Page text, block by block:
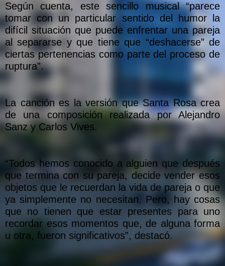
Según cuenta, este sencillo musical “parece
tomar con un particular sentido del humor la
difícil situación que puede enfrentar una pareja
al separarse y que tiene que “deshacerse” de
ciertas pertenencias como parte del proceso de
ruptura”.
La canción es la versión que Santa Rosa crea
de una composición realizada por Alejandro
Sanz y Carlos Vives.
“Todos hemos conocido a alguien que después
que termina con su pareja, decide vender esos
objetos que le recuerdan la vida de pareja o que
ya simplemente no necesitan. Pero, hay cosas
que no tienen que estar presentes para uno
recordar esos momentos que, de alguna forma
u otra, fueron significativos”, destacó.